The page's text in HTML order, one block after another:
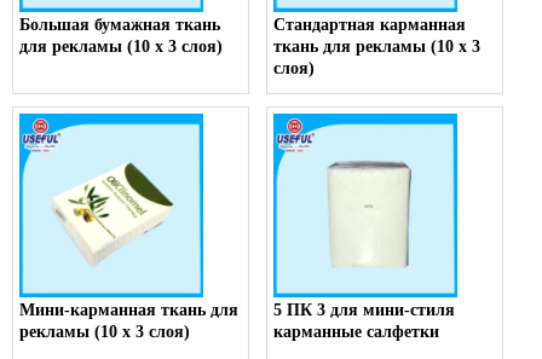
Большая бумажная ткань
для рекламы (10 x 3 слоя)
Стандартная карманная
ткань для рекламы (10 x 3
слоя)
Мини-карманная ткань для
рекламы (10 x 3 слоя)
5 ПК 3 для мини-стиля
карманные салфетки